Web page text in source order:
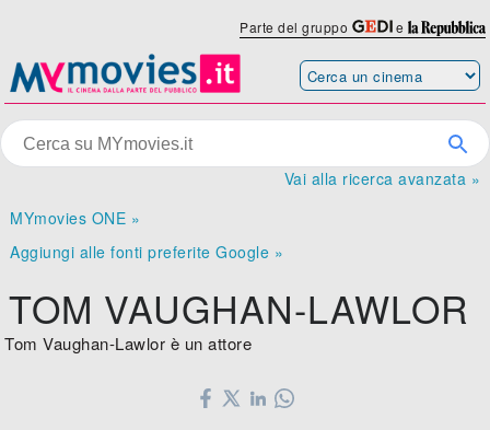
Parte del gruppo e
Vai alla ricerca avanzata »
MYmovies ONE »
Aggiungi alle fonti preferite Google »
TOM VAUGHAN-LAWLOR
Tom Vaughan-Lawlor è un attore